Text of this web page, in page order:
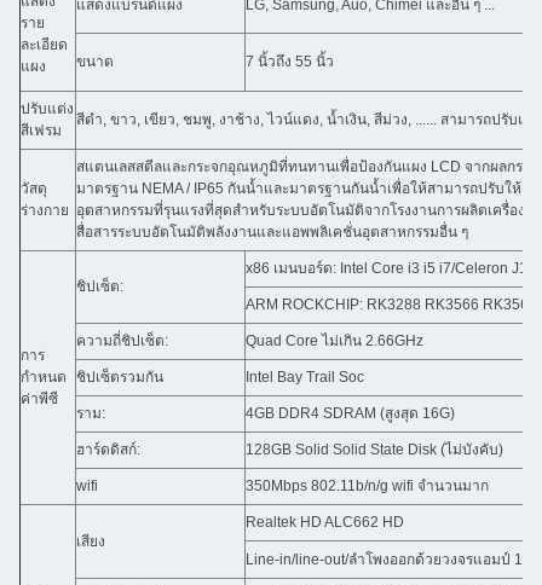
ราย
ละเอียด
แผง
แสดงแบรนด์แผง LG, Samsung, Auo, Chimei และอื่น ๆ ...
ขนาด 7 นิ้วถึง 55 นิ้ว
ปรับแต่ง
สีเฟรม
สีดำ, ขาว, เขียว, ชมพู, งาช้าง, ไวน์แดง, น้ำเงิน, สีม่วง, ...... สามารถปรับแต่
วัสดุ
ร่างกาย
สแตนเลสสตีลและกระจกอุณหภูมิที่ทนทานเพื่อป้องกันแผง LCD จากผลกร
มาตรฐาน NEMA / IP65 กันน้ำและมาตรฐานกันน้ำเพื่อให้สามารถปรับให้
อุตสาหกรรมที่รุนแรงที่สุดสำหรับระบบอัตโนมัติจากโรงงานการผลิตเครื่อง
สื่อสารระบบอัตโนมัติพลังงานและแอพพลิเคชั่นอุตสาหกรรมอื่น ๆ
การ
กำหนด
ค่าพีซี
ชิปเซ็ต:
x86 เมนบอร์ด: Intel Core i3 i5 i7/Celeron
ARM ROCKCHIP: RK3288 RK3566
ความถี่ชิปเซ็ต: Quad Core ไม่เกิน 2.66GHz
ชิปเซ็ตรวมกัน Intel Bay Trail Soc
ราม: 4GB DDR4 SDRAM (สูงสุด 16G)
ฮาร์ดดิสก์: 128GB Solid Solid State Disk (ไม่บังคับ)
wifi 350Mbps 802.11b/n/g wifi จำนวนมาก
เสียง
Realtek HD ALC662 HD
Line-in/line-out/ลำโพงออกด้วยวงจรแอมป์ 1W